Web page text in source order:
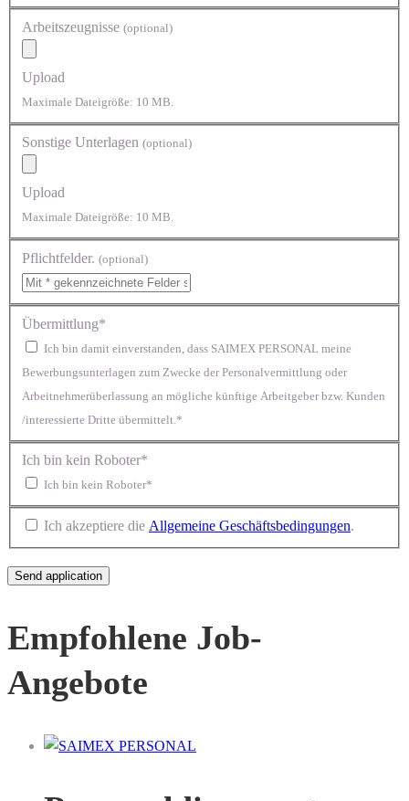
Arbeitszeugnisse (optional)
Upload
Maximale Dateigröße: 10 MB.
Sonstige Unterlagen (optional)
Upload
Maximale Dateigröße: 10 MB.
Pflichtfelder. (optional)
Übermittlung*
Ich bin damit einverstanden, dass SAIMEX PERSONAL meine
Bewerbungsunterlagen zum Zwecke der Personalvermittlung oder
Arbeitnehmerüberlassung an mögliche künftige Arbeitgeber bzw. Kunden
/interessierte Dritte übermittelt.*
Ich bin kein Roboter*
Ich bin kein Roboter*
Ich akzeptiere die Allgemeine Geschäftsbedingungen.
Empfohlene Job-
Angebote